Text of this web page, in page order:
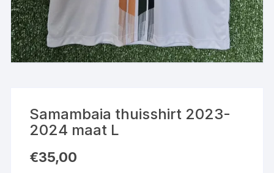
Samambaia thuisshirt 2023-
2024 maat L
€35,00